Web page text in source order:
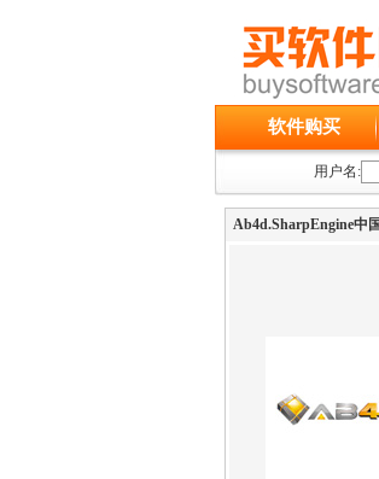
软件购买
用户名:
Ab4d.SharpEngine中